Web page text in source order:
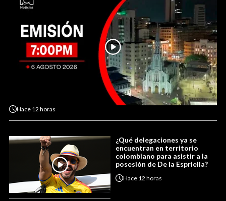
Hace 12 horas
¿Qué delegaciones ya se
encuentran en territorio
colombiano para asistir a la
posesión de De la Espriella?
Hace 12 horas